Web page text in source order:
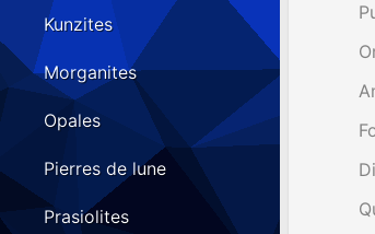
Kunzites
Morganites
Opales
Pierres de lune
Prasiolites